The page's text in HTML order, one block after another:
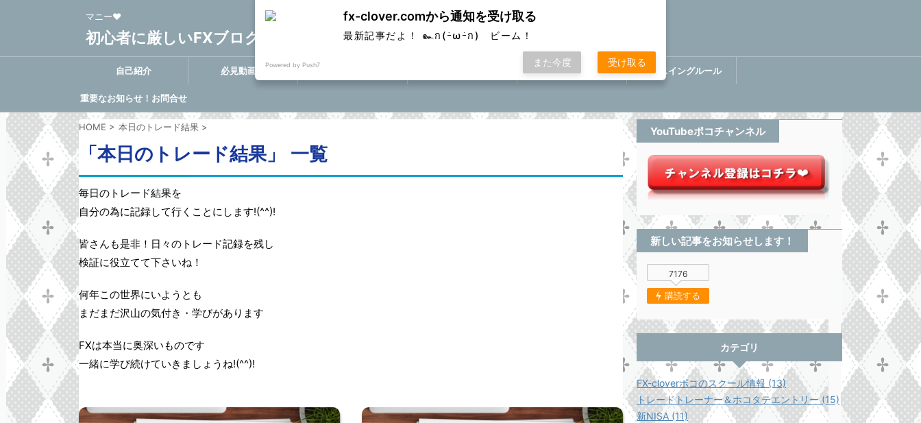
マニー❤
初心者に厳しいFXブログ FX-Clover
自己紹介 必見動画集 FXポコニカルマスター講 ぷちスイングルール
トレード】
重要なお知らせ！お問合せ
に関する決定事項
HOME > 本日のトレード結果 >
「本日のトレード結果」 一覧
毎日のトレード結果を
自分の為に記録して行くことにします!(^^)!
皆さんも是非！日々のトレード記録を残し
検証に役立てて下さいね！
何年この世界にいようとも
まだまだ沢山の気付き・学びがあります
FXは本当に奥深いものです
一緒に学び続けていきましょうね!(^^)!
YouTubeポコチャンネル
新しい記事をお知らせします！
7176
購読する
カテゴリ
FX-cloverポコのスクール情報 (13)
トレードトレーナー＆ホコタテエントリー (15)
新NISA (11)
fx-clover.comから通知を受け取る
最新記事だよ！ ๛ก(ｰ̀ωｰ́ก) ビーム！
Powered by Push7 また今度 受け取る